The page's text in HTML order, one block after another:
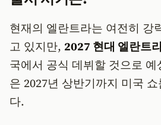
현재의 엘란트라는 여전히 강
고 있지만, 2027 현대 엘란트
국에서 공식 데뷔할 것으로
은 2027년 상반기까지 미국
다.